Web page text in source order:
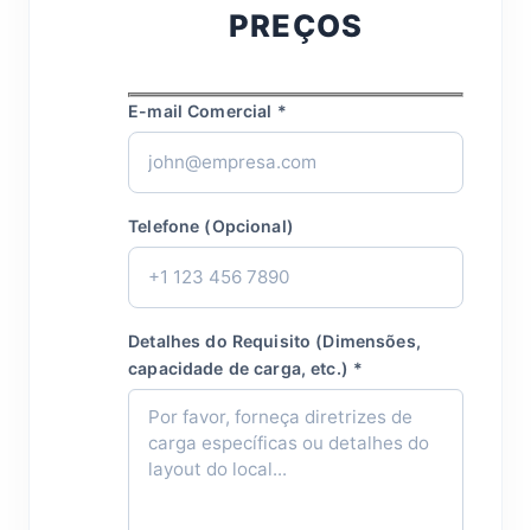
PREÇOS
E-mail Comercial *
Telefone (Opcional)
Detalhes do Requisito (Dimensões,
capacidade de carga, etc.) *